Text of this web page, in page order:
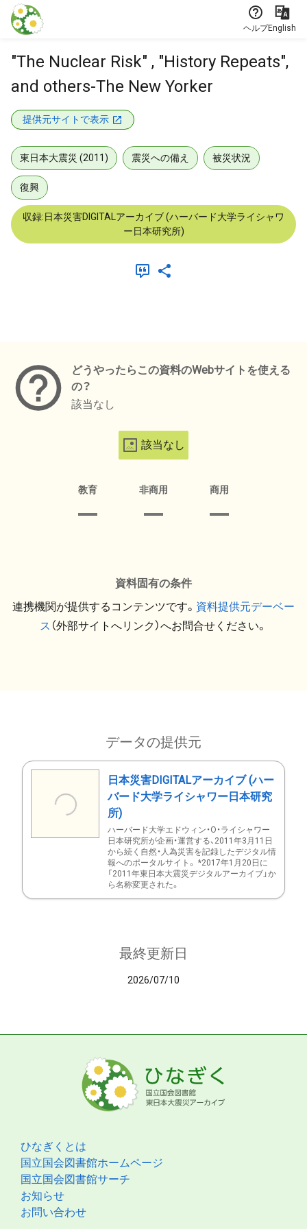
本文に飛ぶ
ヘルプEnglish
"The Nuclear Risk" , "History Repeats",
and others-The New Yorker
提供元サイトで表示
東日本大震災 (2011) 震災への備え 被災状況
復興
収録:日本災害DIGITALアーカイブ (ハーバード大学ライシャワ
ー日本研究所)
どうやったらこの資料のWebサイトを使える
の？
該当なし
該当なし
教育 非商用 商用
資料固有の条件
連携機関が提供するコンテンツです。 資料提供元デーベー
ス （外部サイトへリンク）へお問合せください。
データの提供元
日本災害DIGITALアーカイブ (ハー
バード大学ライシャワー日本研究
所)
ハーバード大学エドウィン・O・ライシャワー
日本研究所が企画・運営する、2011年3月11日
から続く自然・人為災害を記録したデジタル情
報へのポータルサイト。 *2017年1月20日に
「2011年東日本大震災デジタルアーカイブ」か
ら名称変更された。
最終更新日
2026/07/10
ひなぎくとは
国立国会図書館ホームページ
国立国会図書館サーチ
お知らせ
お問い合わせ